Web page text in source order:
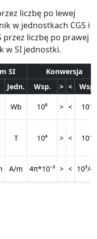
liczbę po lewej
w jednostkach CGS i
przez liczbę po prawej
w SI jednostki.
SI
Konwersja
Jedn. Wsp. > <
Wsp.
Wb 10⁸ > < 10⁻⁸
T 10⁴ > < 10⁻⁴
A/m 4π*10⁻³ > < 10³/